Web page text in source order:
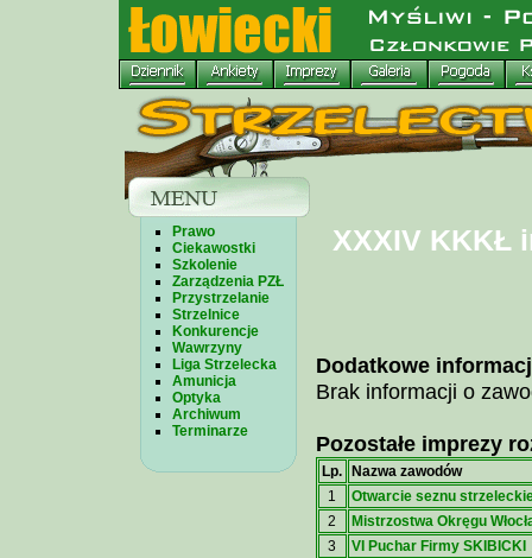
Prawo
Ciekawostki
Szkolenie
Zarządzenia PZŁ
Przystrzelanie
Strzelnice
Konkurencje
Wawrzyny
Liga Strzelecka
Amunicja
Optyka
Archiwum
Terminarze
XXXIV KKKŁ
Dodatkowe
Brak informacji o
Pozostałe imprezy
Lp.
Nazwa zawodów
1
Otwarcie seznu
2
Mistrzostwa Okręgu
3
VI Puchar Firmy SKIBICKI